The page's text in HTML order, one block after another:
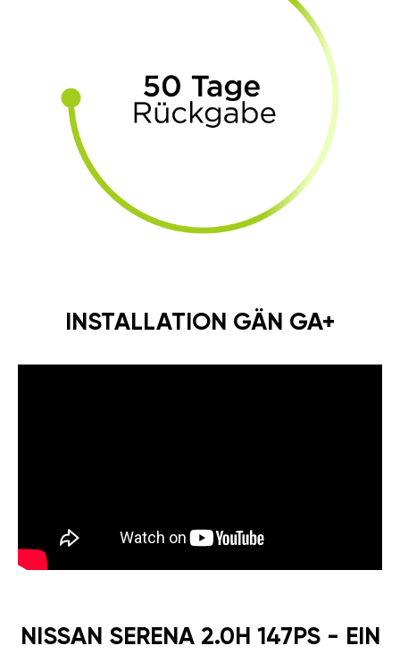
INSTALLATION GÄN GA+
NISSAN SERENA 2.0H 147PS - EIN